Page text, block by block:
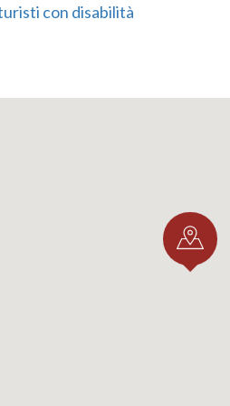
wie Konzerte,
con disabilità